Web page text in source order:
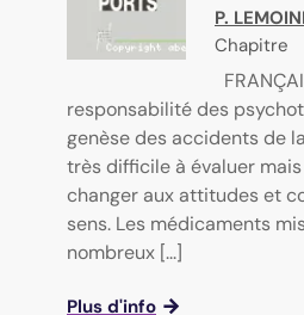
P.
Chapitre
responsabilité des
genèse des accidents de
très difficile à évaluer
changer aux attitudes et
sens. Les médicaments
nombreux [...]
Plus d'info